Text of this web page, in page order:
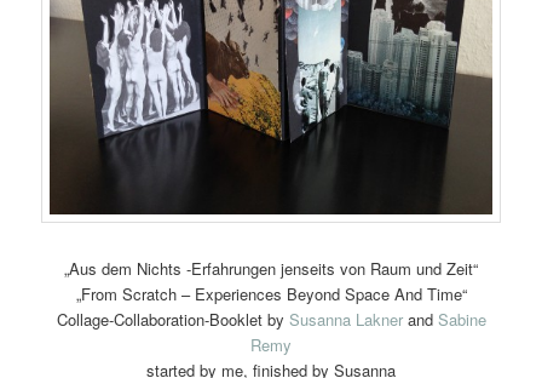
„Aus dem Nichts -Erfahrungen jenseits von Raum und Zeit“
„From Scratch – Experiences Beyond Space And Time“
Collage-Collaboration-Booklet by Susanna Laknerand Sabine
Remy
started by me, finished by Susanna